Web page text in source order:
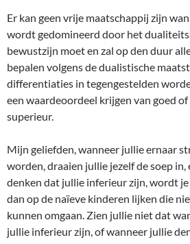
Er kan geen vrije maatschappij zijn
wordt gedomineerd door het
bewustzijn moet en zal op den duur
bepalen volgens de dualistische
differentiaties in tegengestelden
een waardeoordeel krijgen van goed
superieur.
Mijn geliefden, wanneer jullie ernaar
worden, draaien jullie jezelf de soep
denken dat jullie inferieur zijn, wordt
dan op de naïeve kinderen lijken die
kunnen omgaan. Zien jullie niet dat
jullie inferieur zijn, of wanneer jullie